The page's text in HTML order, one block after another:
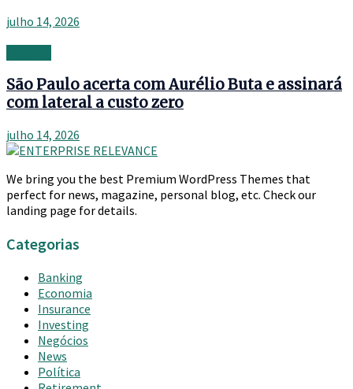
julho 14, 2026
São Paulo acerta com Aurélio Buta e assinará
com lateral a custo zero
julho 14, 2026
We bring you the best Premium WordPress Themes that
perfect for news, magazine, personal blog, etc. Check our
landing page for details.
Categorias
Banking
Economia
Insurance
Investing
Negócios
News
Política